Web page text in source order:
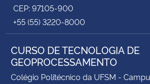
CEP: 97105-900
+55 (55) 3220-8000
CURSO DE TECNOLOGIA DE
GEOPROCESSAMENTO
Colégio Politécnico da UFSM -